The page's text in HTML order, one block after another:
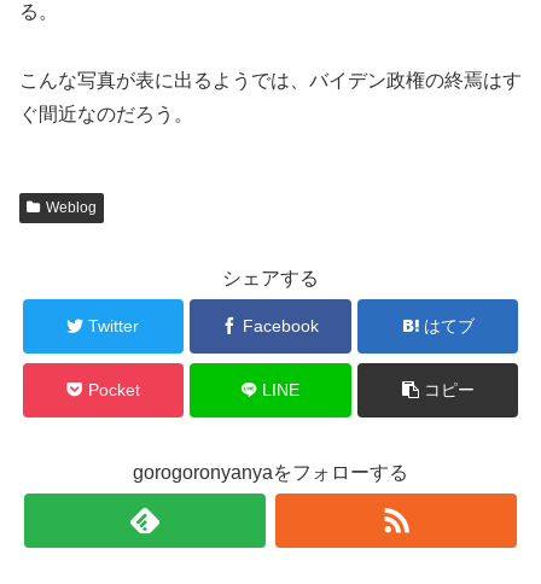
る。
こんな写真が表に出るようでは、バイデン政権の終焉はす
ぐ間近なのだろう。
Weblog
シェアする
Twitter Facebook はてブ
Pocket LINE コピー
gorogoronyanyaをフォローする